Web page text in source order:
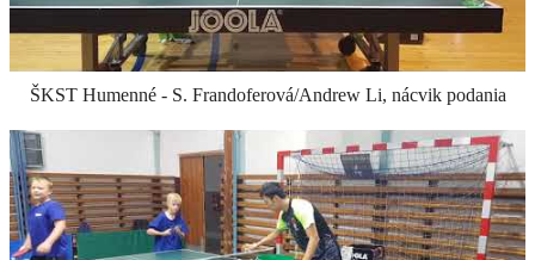
ŠKST Humenné - S. Frandoferová/Andrew Li, nácvik podania